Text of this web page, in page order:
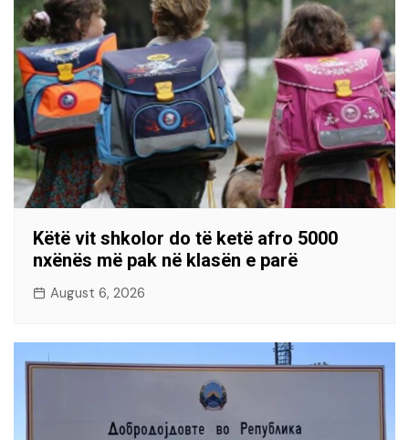
Këtë vit shkolor do të ketë afro 5000
nxënës më pak në klasën e parë
August 6, 2026